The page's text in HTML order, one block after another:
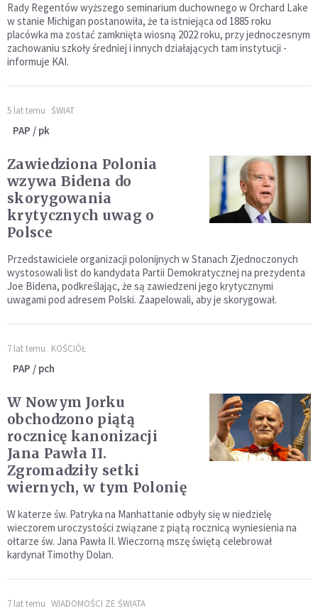
Rady Regentów wyższego seminarium duchownego w Orchard Lake
w stanie Michigan postanowiła, że ta istniejąca od 1885 roku
placówka ma zostać zamknięta wiosną 2022 roku, przy jednoczesnym
zachowaniu szkoły średniej i innych działających tam instytucji -
informuje KAI.
5 lat temu ŚWIAT
PAP / pk
Zawiedziona Polonia
wzywa Bidena do
skorygowania
krytycznych uwag o
Polsce
Przedstawiciele organizacji polonijnych w Stanach Zjednoczonych
wystosowali list do kandydata Partii Demokratycznej na prezydenta
Joe Bidena, podkreślając, że są zawiedzeni jego krytycznymi
uwagami pod adresem Polski. Zaapelowali, aby je skorygował.
7 lat temu KOŚCIÓŁ
PAP / pch
W Nowym Jorku
obchodzono piątą
rocznicę kanonizacji
Jana Pawła II.
Zgromadziły setki
wiernych, w tym Polonię
W katerze św. Patryka na Manhattanie odbyły się w niedzielę
wieczorem uroczystości związane z piątą rocznicą wyniesienia na
ołtarze św. Jana Pawła II. Wieczorną mszę świętą celebrował
kardynał Timothy Dolan.
7 lat temu WIADOMOŚCI ZE ŚWIATA